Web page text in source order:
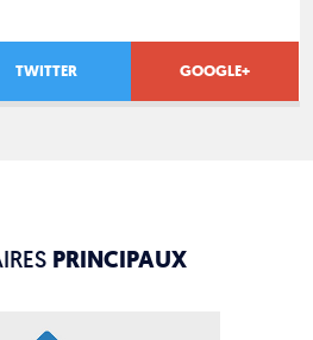
TWITTER GOOGLE+
PRINCIPAUX